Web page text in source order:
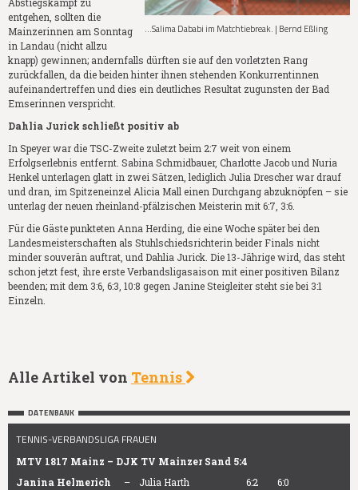
...Salima Dababi im Matchtiebreak. | Bernd Eßling
Abstiegskampf zu
entgehen, sollten die
Mainzerinnen am Sonntag
in Landau (nicht allzu
knapp) gewinnen; andernfalls dürften sie auf den vorletzten Rang
zurückfallen, da die beiden hinter ihnen stehenden Konkurrentinnen
aufeinandertreffen und dies ein deutliches Resultat zugunsten der Bad
Emserinnen verspricht.
Dahlia Jurick schließt positiv ab
In Speyer war die TSC-Zweite zuletzt beim 2:7 weit von einem
Erfolgserlebnis entfernt. Sabina Schmidbauer, Charlotte Jacob und Nuria
Henkel unterlagen glatt in zwei Sätzen, lediglich Julia Drescher war drauf
und dran, im Spitzeneinzel Alicia Mall einen Durchgang abzuknöpfen – sie
unterlag der neuen rheinland-pfälzischen Meisterin mit 6:7, 3:6.
Für die Gäste punkteten Anna Herding, die eine Woche später bei den
Landesmeisterschaften als Stuhlschiedsrichterin beider Finals nicht
minder souverän auftrat, und Dahlia Jurick. Die 13-Jährige wird, das steht
schon jetzt fest, ihre erste Verbandsligasaison mit einer positiven Bilanz
beenden; mit dem 3:6, 6:3, 10:8 gegen Janine Steigleiter steht sie bei 3:1
Einzeln.
Alle Artikel von Tennis
DATENBANK
TENNIS-VERBANDSLIGA FRAUEN
MTV 1817 Mainz – DJK TV Mainzer Sand 5:4
Janina Helmerich
– Julia Harth 6:2
6:0